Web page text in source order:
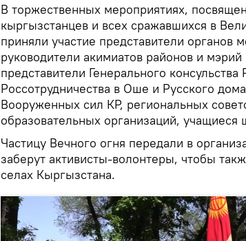
В торжественных мероприятиях,
кыргызстанцев и всех сражавшихся в
приняли участие представители органов
руководители акимиатов районов и
представители Генерального
Россотрудничества в Оше и Русского
Вооруженных сил КР, региональных
образовательных организаций, учащиеся
Частицу Вечного огня передали в
заберут активисты-волонтеры, чтобы
селах Кыргызстана.